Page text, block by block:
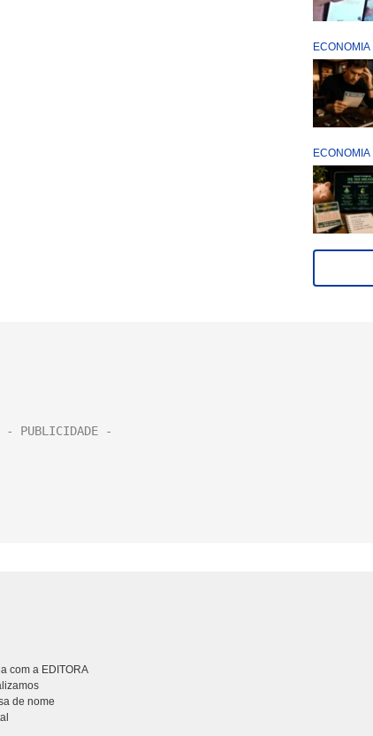
ECONOMIA
ECONOMIA
com a EDITORA
de nome